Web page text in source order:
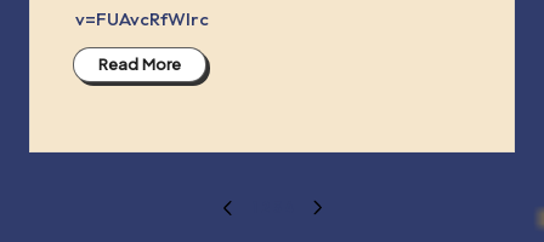
v=FUAvcRfWlrc
Read More
PREVIOUS